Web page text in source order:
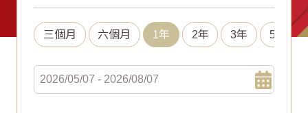
三個月 六個月 1年 2年 3年 5年